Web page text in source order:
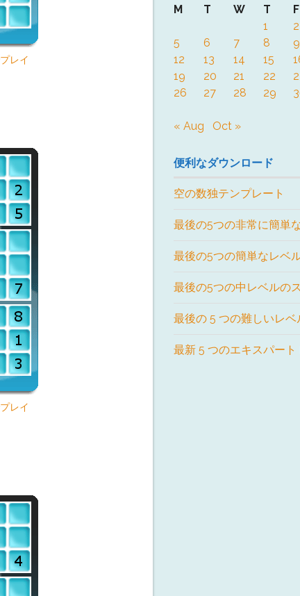
レイ
レイ
M
T W T F
1
2
5
6 7 8 9
12
13 14 15
19
20 21 22
26
27 28 29
« Aug Oct »
便利なダウンロード
空の数独テンプレート
最後の5つの非常に簡単
最後の5つの簡単なレベ
最後の5つの中レベルの
最後の 5 つの難しいレベ
最新 5 つのエキスパート